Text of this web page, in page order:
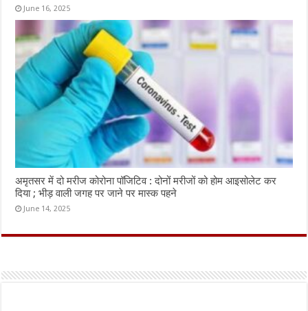
June 16, 2025
अमृतसर में दो मरीज कोरोना पॉजिटिव : दोनों मरीजों को होम आइसोलेट कर
दिया ; भीड़ वाली जगह पर जाने पर मास्क पहने
June 14, 2025